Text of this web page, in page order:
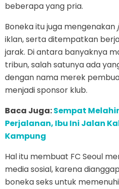
beberapa yang pria.
Boneka itu juga mengenakan
iklan, serta ditempatkan
jarak. Di antara banyaknya
tribun, salah satunya ada
dengan nama merek
menjadi sponsor klub.
Baca Juga:Sempat
Perjalanan, Ibu Ini Jalan
Kampung
Hal itu membuat FC Seoul
media sosial, karena
boneka seks untuk